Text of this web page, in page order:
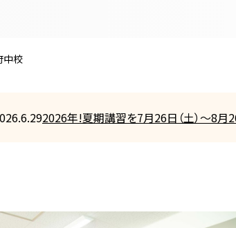
中校
2026年!夏期講習を7月26日（土）～8月